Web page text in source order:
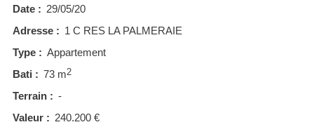
Date : 29/05/20
Adresse : 1 C RES LA PALMERAIE
Type : Appartement
Bati : 73 m2
Terrain : -
Valeur : 240.200 €